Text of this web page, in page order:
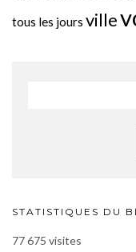
tous les jours ville
STATISTIQUES DU
77 675 visites